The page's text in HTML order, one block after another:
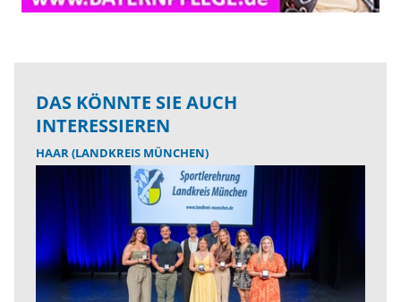
DAS KÖNNTE SIE AUCH
INTERESSIEREN
HAAR (LANDKREIS MÜNCHEN)